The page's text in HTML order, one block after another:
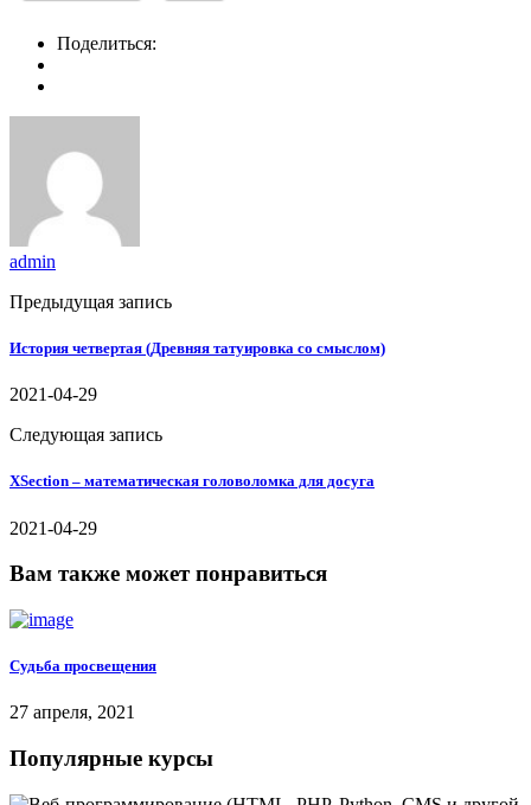
Поделиться:
admin
Предыдущая запись
История четвертая (Древняя татуировка со смыслом)
2021-04-29
Следующая запись
XSection – математическая головоломка для досуга
2021-04-29
Вам также может понравиться
Судьба просвещения
27 апреля, 2021
Популярные курсы